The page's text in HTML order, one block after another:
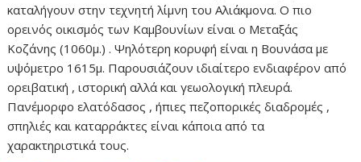
καταλήγουν στην τεχνητή λίμνη του Αλιάκμονα. Ο πιο
ορεινός οικισμός των Καμβουνίων είναι ο Μεταξάς
Κοζάνης (1060μ.) . Ψηλότερη κορυφή είναι η Βουνάσα με
υψόμετρο 1615μ. Παρουσιάζουν ιδιαίτερο ενδιαφέρον από
ορειβατική , ιστορική αλλά και γεωολογική πλευρά.
Πανέμορφο ελατόδασος , ήπιες πεζοπορικές διαδρομές ,
σπηλιές και καταρράκτες είναι κάποια από τα
χαρακτηριστικά τους.